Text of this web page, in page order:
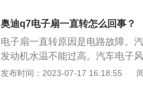
果，加速水的冷却，从而保护发
现停车后风扇一直转动的情况，
致汽车的发动机损坏。
机械的温度还没有降到标定的安
慢，所以风扇会继续工作一会，
工作，那就需要进4S点检修了，
正常，但水温水温传感器在发动
温，还要延时工作。
奥迪q7电子扇一直转怎么回事？
电子扇一直转原因是电路故障。
发动机水温不能过高。汽车电子
等组成。水温一般超过90度，传
发布时间：2023-07-17 16:18:55